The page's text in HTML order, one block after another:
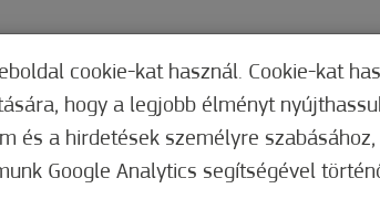
ZÖLD FÓKUSZ
cookie-kat használ. Cookie-kat
hogy a legjobb élményt
és a hirdetések személyre
Google Analytics segítségével